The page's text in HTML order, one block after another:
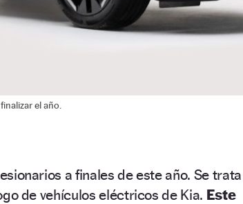
el año.
a finales de este año. Se trata
de vehículos eléctricos de Kia. Este